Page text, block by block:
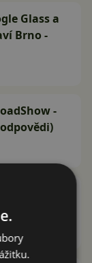
Glass a
Brno -
-
BMW